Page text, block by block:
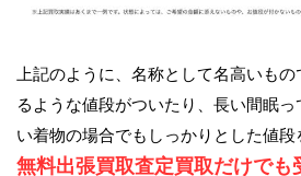
上記のように、名称として名高いもの
るような値段がついたり、長い間眠
い着物の場合でもしっかりとした値段
無料出張買取査定買取だけでも